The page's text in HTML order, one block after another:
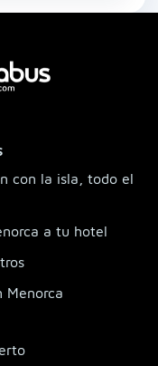
con la isla, todo el
a tu hotel
Menorca